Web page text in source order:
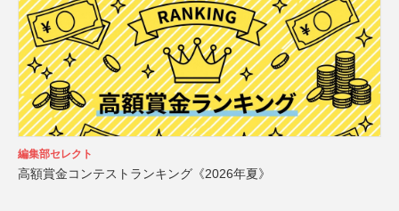
編集部セレクト
高額賞金コンテストランキング《2026年夏》